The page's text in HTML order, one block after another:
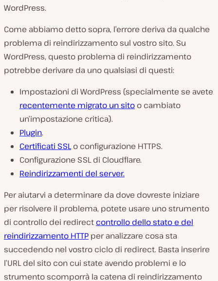
WordPress.
Come abbiamo detto sopra, l’errore deriva da qualche
problema di reindirizzamento sul vostro sito. Su
WordPress, questo problema di reindirizzamento
potrebbe derivare da uno qualsiasi di questi:
Impostazioni di WordPress (specialmente se avete
recentemente migrato un sito o cambiato
un’impostazione critica).
Plugin.
Certificati SSLo configurazione HTTPS.
Configurazione SSL di Cloudflare.
Reindirizzamenti del server.
Per aiutarvi a determinare da dove dovreste iniziare
per risolvere il problema, potete usare uno strumento
di controllo dei redirect controllo dello stato e del
reindirizzamento HTTP per analizzare cosa sta
succedendo nel vostro ciclo di redirect. Basta inserire
l’URL del sito con cui state avendo problemi e lo
strumento scomporrà la catena di reindirizzamento